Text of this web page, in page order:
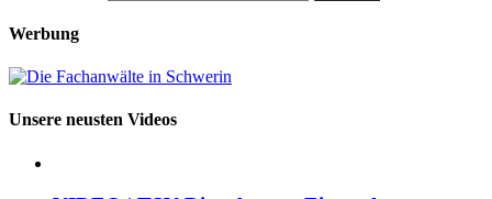
Werbung
Unsere neusten Videos